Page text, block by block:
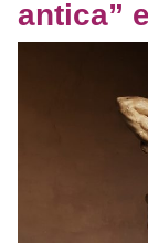
antica”